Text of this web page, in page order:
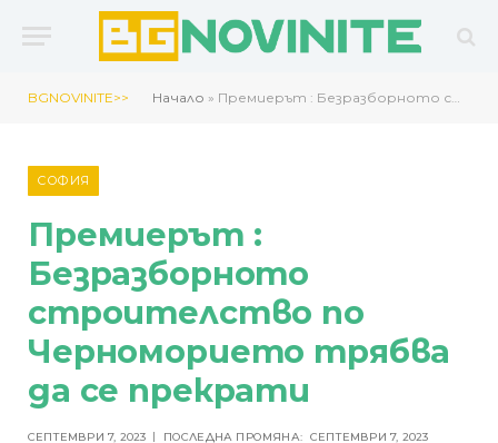
BGNOVINITE>> Начало » Премиерът : Безразборното строителство по Черноморието трябва да се прекрати
СОФИЯ
Премиерът :
Безразборното
строителство по
Черноморието трябва
да се прекрати
СЕПТЕМВРИ 7, 2023 ПОСЛЕДНА ПРОМЯНА: СЕПТЕМВРИ 7, 2023